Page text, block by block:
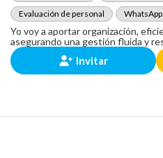
Evaluación de personal
Yo voy a aportar organización,
asegurando una gestión fluida y
Invitar